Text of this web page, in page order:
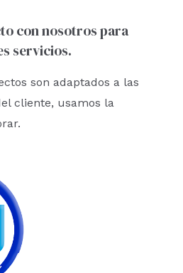
con nosotros para
servicios.
son adaptados a las
cliente, usamos la